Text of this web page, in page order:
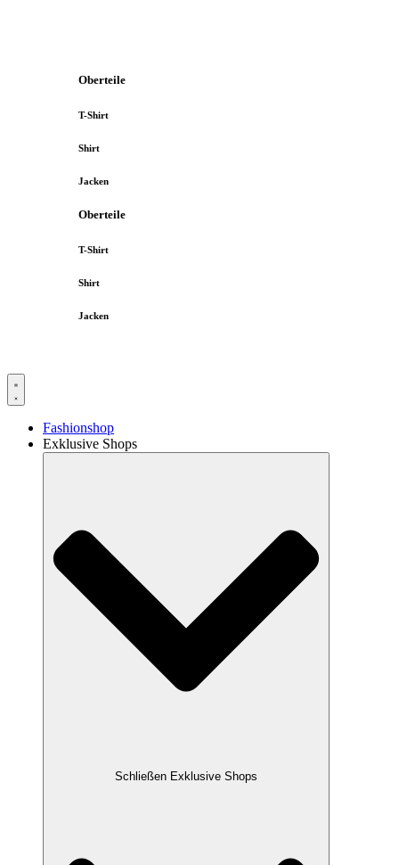
Oberteile
T-Shirt
Shirt
Jacken
Oberteile
T-Shirt
Shirt
Jacken
Fashionshop
Exklusive Shops
Schließen Exklusive Shops